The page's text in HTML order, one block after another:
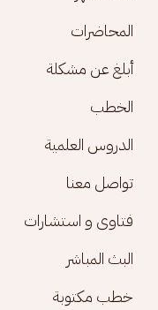
المحاضرات
أبلغ عن مشكلة
الخطب
الدروس العلمية
تواصل معنا
فتاوى و استشارات
البث المباشر
خطب مكتوبة